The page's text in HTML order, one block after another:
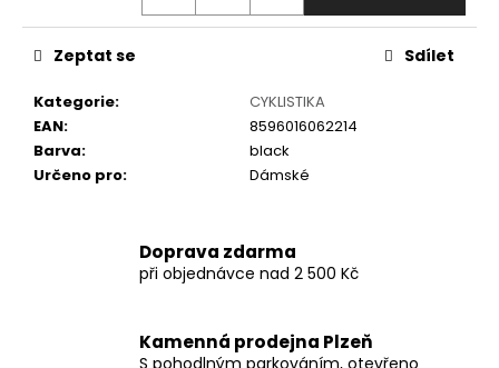
Kategorie:
CYKLISTIKA
EAN:
8596016062214
Barva:
black
Určeno pro: Dámské
Zeptat se Sdílet
Doprava zdarma
při objednávce nad 2 500 Kč
Kamenná prodejna Plzeň
S pohodlným parkováním, otevřeno
e
m
e